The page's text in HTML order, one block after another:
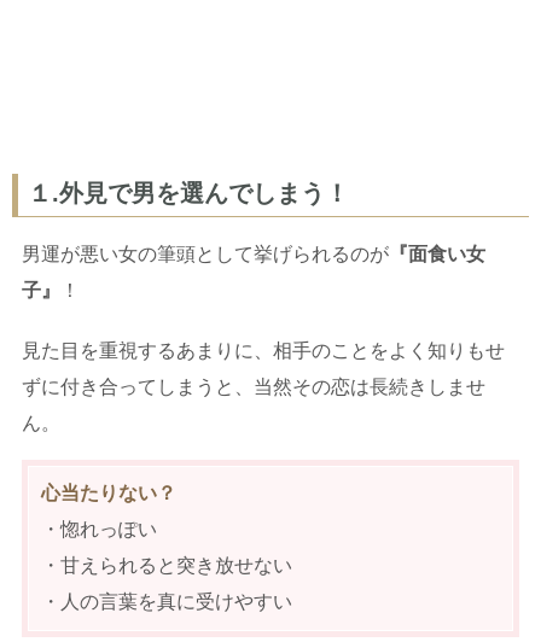
１.外見で男を選んでしまう！
男運が悪い女の筆頭として挙げられるのが 『面食い女
子』
！
見た目を重視するあまりに、相手のことをよく知りもせ
ずに付き合ってしまうと、当然その恋は長続きしませ
ん。
心当たりない？
・惚れっぽい
・甘えられると突き放せない
・人の言葉を真に受けやすい